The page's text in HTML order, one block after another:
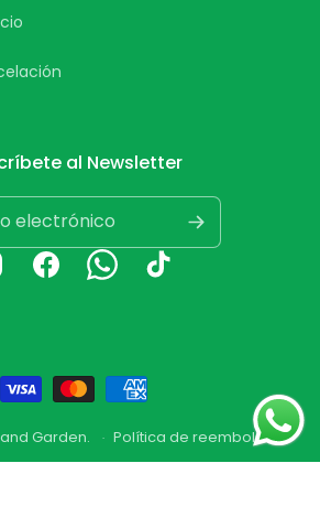
al Newsletter
electrónico
FacebookWhatsappTikTok
Formas
de
and Garden.
Política de reembolso